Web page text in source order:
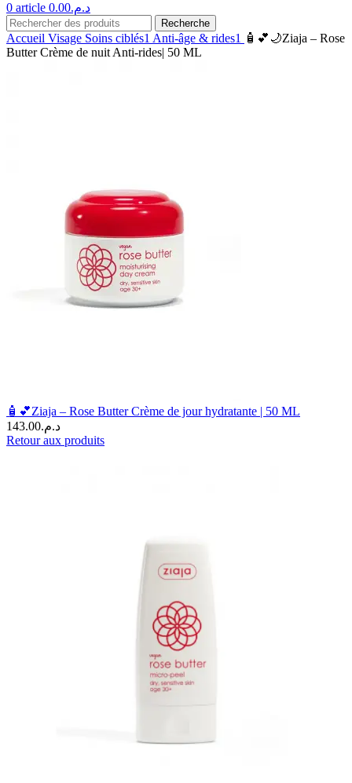
0 article د.م.0.00
Recherche
Accueil Visage Soins ciblés1 Anti-âge & rides1
🧴💕🌙Ziaja – Rose
Butter Crème de nuit Anti-rides| 50 ML
🧴💕Ziaja – Rose Butter Crème de jour hydratante | 50 ML
د.م.143.00
Retour aux produits